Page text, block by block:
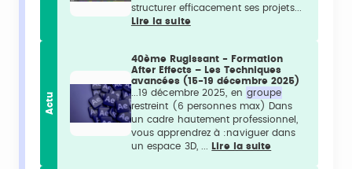
structurer efficacement ses projets...
Lire la suite
Actu
40ème Rugissant - Formation
After Effects – Les Techniques
avancées (15-19 décembre 2025)
...19 décembre 2025, en groupe
restreint (6 personnes max) Dans
un cadre hautement professionnel,
vous apprendrez à :naviguer dans
un espace 3D, ...
Lire la suite